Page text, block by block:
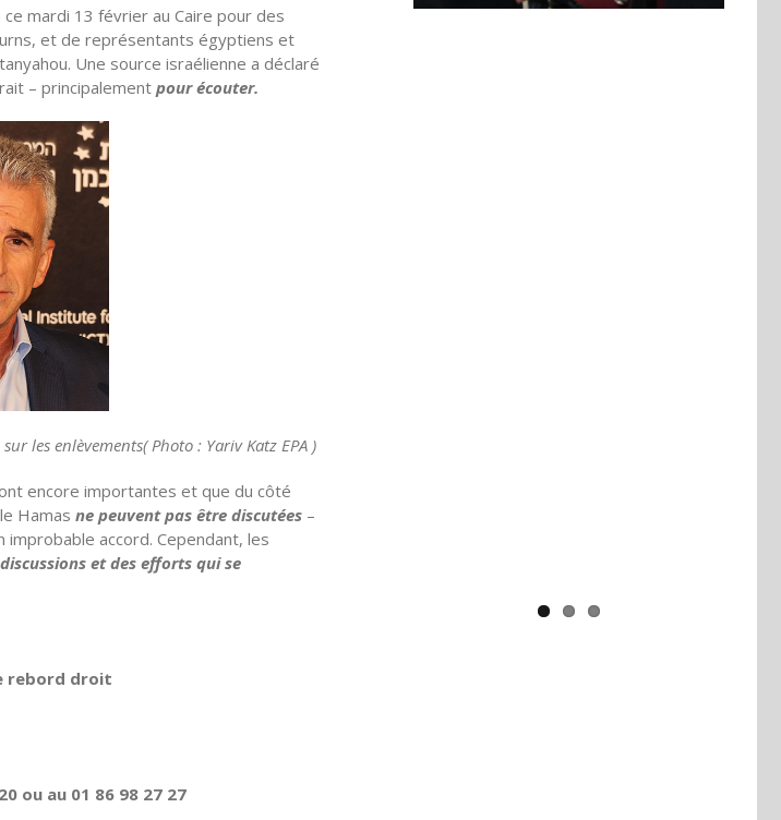
mardi 13 février au Caire pour des
et de représentants égyptiens et
Une source israélienne a déclaré
– principalement pour écouter.
les enlèvements( Photo : Yariv Katz EPA )
encore importantes et que du côté
Hamas ne peuvent pas être discutées –
improbable accord. Cependant, les
et des efforts qui se
rebord droit
ou au 01 86 98 27 27